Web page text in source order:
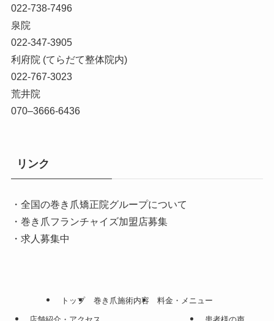
022-738-7496
泉院
022-347-3905
利府院 (てらだて整体院内)
022-767-3023
荒井院
070–3666-6436
リンク
・全国の巻き爪矯正院グループについて
・巻き爪フランチャイズ加盟店募集
・求人募集中
トップ 巻き爪施術内容 料金・メニュー